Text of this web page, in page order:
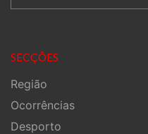
SECÇÕES
Região
Ocorrências
Desporto